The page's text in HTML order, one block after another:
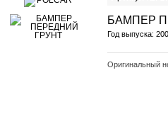
БАМПЕР
Год выпуска:
Оригинальный